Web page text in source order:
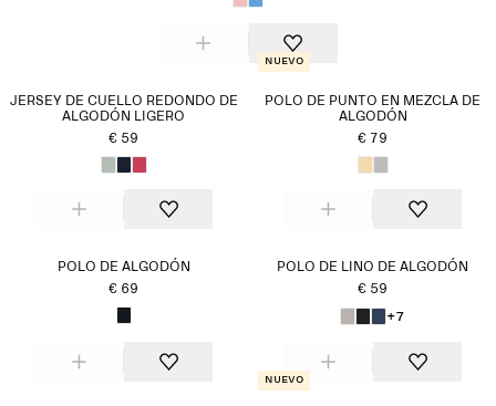
JERSEY DE CUELLO REDONDO DE
ALGODÓN LIGERO
€ 59
Nuevo
POLO DE PUNTO EN MEZCLA DE
ALGODÓN
€ 79
POLO DE ALGODÓN
€ 69
POLO DE LINO DE ALGODÓN
€ 59
+7
Nuevo